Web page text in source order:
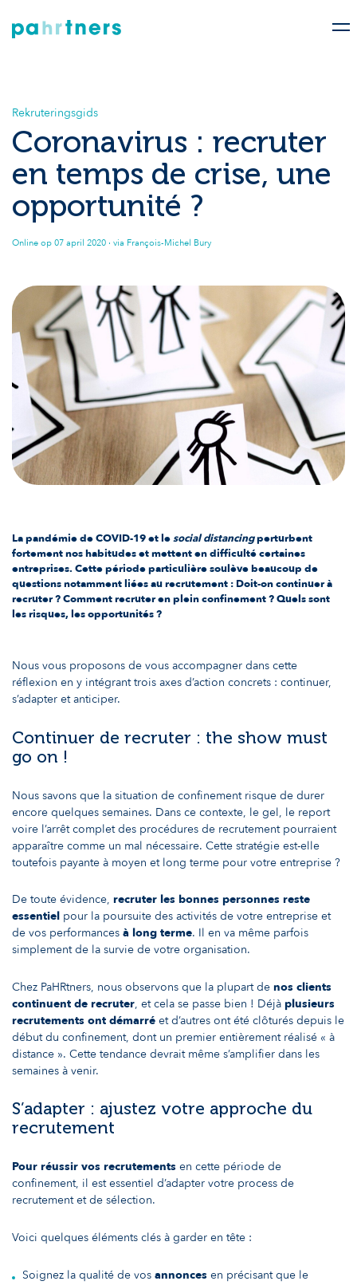
Rekruteringsgids
Coronavirus : recruter
en temps de crise, une
opportunité ?
Online op 07 april 2020 · via François-Michel Bury
La pandémie de COVID-19 et lesocial distancingperturbent
fortement nos habitudes et mettent en difficulté certaines
entreprises. Cette période particulière soulève beaucoup de
questions notamment liées au recrutement : Doit-on continuer à
recruter ? Comment recruter en plein confinement ? Quels sont
les risques, les opportunités ?
Nous vous proposons de vous accompagner dans cette
réflexion en y intégrant trois axes d’action concrets : continuer,
s’adapter et anticiper.
Continuer de recruter : the show must
go on !
Nous savons que la situation de confinement risque de durer
encore quelques semaines. Dans ce contexte, le gel, le report
voire l’arrêt complet des procédures de recrutement pourraient
apparaître comme un mal nécessaire. Cette stratégie est-elle
toutefois payante à moyen et long terme pour votre entreprise ?
De toute évidence, recruter les bonnes personnes reste
essentiel pour la poursuite des activités de votre entreprise et
de vos performances à long terme. Il en va même parfois
simplement de la survie de votre organisation.
Chez PaHRtners, nous observons que la plupart de nos clients
continuent de recruter, et cela se passe bien ! Déjà plusieurs
recrutements ont démarré et d’autres ont été clôturés depuis le
début du confinement, dont un premier entièrement réalisé « à
distance ». Cette tendance devrait même s’amplifier dans les
semaines à venir.
S’adapter : ajustez votre approche du
recrutement
Pour réussir vos recrutements en cette période de
confinement, il est essentiel d’adapter votre process de
recrutement et de sélection.
Voici quelques éléments clés à garder en tête :
Soignez la qualité de vos annonces en précisant que le